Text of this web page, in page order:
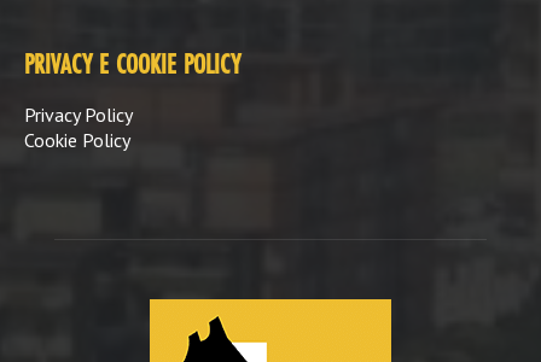
PRIVACY E COOKIE POLICY
Privacy Policy
Cookie Policy